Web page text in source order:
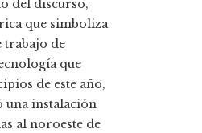
del discurso,
que simboliza
trabajo de
que
de este año,
una instalación
al noroeste de